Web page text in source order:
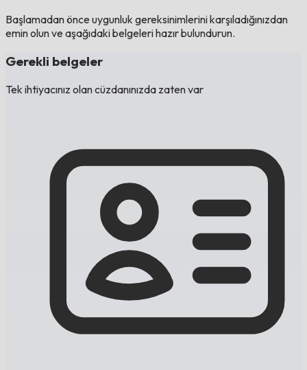
Başlamadan önce uygunluk gereksinimlerini karşıladığınızdan
emin olun ve aşağıdaki belgeleri hazır bulundurun.
Gerekli belgeler
Tek ihtiyacınız olan cüzdanınızda zaten var